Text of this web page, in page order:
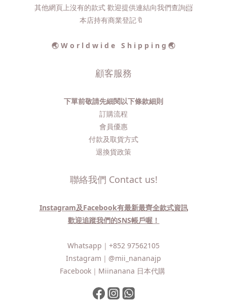
其他網頁上沒有的款式 歡迎提供連結向我們查詢📨​
本店持有商業登記🔖
🌏 W o r l d w i d e S h i p p i n g 🌏
顧客服務
下單前敬請先細閱以下條款細則
訂購流程​
會員優惠
付款及取貨方式
退換貨政策
聯絡我們 Contact us!
Instagram及Facebook有最新最齊全款式資訊
歡迎追蹤我們的SNS帳戶喔！
Whatsapp｜ +852 97562105
Instagram｜ @mii_nananajp
Facebook｜ Miinanana 日本代購